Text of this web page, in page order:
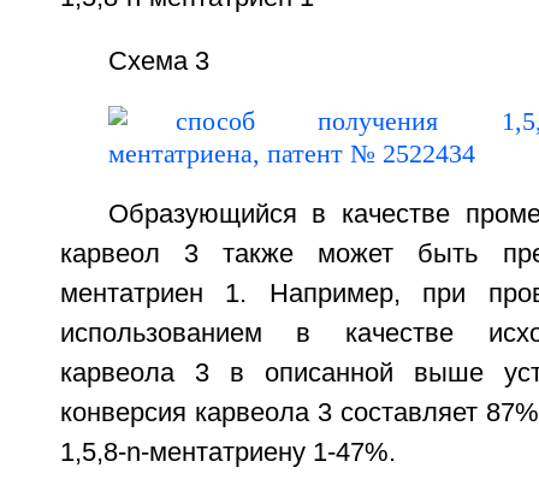
Схема 3
Образующийся в качестве
карвеол 3 также может быть
ментатриен 1. Например, при
использованием в качестве
карвеола 3 в описанной выше
конверсия карвеола 3 составляет
1,5,8-n-ментатриену 1-47%.